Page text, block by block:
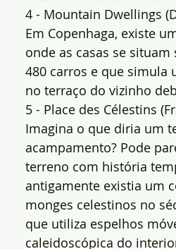
4 - Mountain Dwellings
Em Copenhaga, existe
onde as casas se
480 carros e que simula
no terraço do vizinho
5 - Place des Célestins
Imagina o que diria um
acampamento? Pode
terreno com história
antigamente existia um
monges celestinos no
que utiliza espelhos
caleidoscópica do